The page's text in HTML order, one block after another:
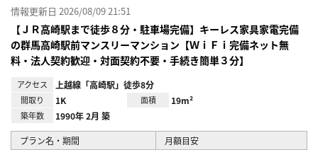
情報更新日 2026/08/09 21:51
【ＪＲ高崎駅まで徒歩８分・駐車場完備】キーレス家具家電完備
の群馬高崎駅前マンスリーマンション【ＷｉＦｉ完備ネット無
料・法人契約歓迎・対面契約不要・手続き簡単３分】
アクセス 上越線「高崎駅」徒歩8分
間取り 1K 面積 19m²
築年数 1990年 2月 築
プラン名・期間 月額目安